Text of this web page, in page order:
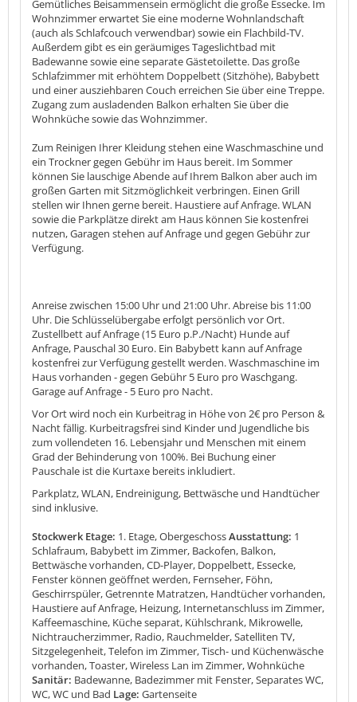
Gemütliches Beisammensein ermöglicht die große Essecke. Im
Wohnzimmer erwartet Sie eine moderne Wohnlandschaft
(auch als Schlafcouch verwendbar) sowie ein Flachbild-TV.
Außerdem gibt es ein geräumiges Tageslichtbad mit
Badewanne sowie eine separate Gästetoilette. Das große
Schlafzimmer mit erhöhtem Doppelbett (Sitzhöhe), Babybett
und einer ausziehbaren Couch erreichen Sie über eine Treppe.
Zugang zum ausladenden Balkon erhalten Sie über die
Wohnküche sowie das Wohnzimmer.
Zum Reinigen Ihrer Kleidung stehen eine Waschmaschine und
ein Trockner gegen Gebühr im Haus bereit. Im Sommer
können Sie lauschige Abende auf Ihrem Balkon aber auch im
großen Garten mit Sitzmöglichkeit verbringen. Einen Grill
stellen wir Ihnen gerne bereit. Haustiere auf Anfrage. WLAN
sowie die Parkplätze direkt am Haus können Sie kostenfrei
nutzen, Garagen stehen auf Anfrage und gegen Gebühr zur
Verfügung.
Anreise zwischen 15:00 Uhr und 21:00 Uhr. Abreise bis 11:00
Uhr. Die Schlüsselübergabe erfolgt persönlich vor Ort.
Zustellbett auf Anfrage (15 Euro p.P./Nacht) Hunde auf
Anfrage, Pauschal 30 Euro. Ein Babybett kann auf Anfrage
kostenfrei zur Verfügung gestellt werden. Waschmaschine im
Haus vorhanden - gegen Gebühr 5 Euro pro Waschgang.
Garage auf Anfrage - 5 Euro pro Nacht.
Vor Ort wird noch ein Kurbeitrag in Höhe von 2€ pro Person &
Nacht fällig. Kurbeitragsfrei sind Kinder und Jugendliche bis
zum vollendeten 16. Lebensjahr und Menschen mit einem
Grad der Behinderung von 100%. Bei Buchung einer
Pauschale ist die Kurtaxe bereits inkludiert.
Parkplatz, WLAN, Endreinigung, Bettwäsche und Handtücher
sind inklusive.
Stockwerk Etage: 1. Etage, ObergeschossAusstattung: 1
Schlafraum, Babybett im Zimmer, Backofen, Balkon,
Bettwäsche vorhanden, CD-Player, Doppelbett, Essecke,
Fenster können geöffnet werden, Fernseher, Föhn,
Geschirrspüler, Getrennte Matratzen, Handtücher vorhanden,
Haustiere auf Anfrage, Heizung, Internetanschluss im Zimmer,
Kaffeemaschine, Küche separat, Kühlschrank, Mikrowelle,
Nichtraucherzimmer, Radio, Rauchmelder, Satelliten TV,
Sitzgelegenheit, Telefon im Zimmer, Tisch- und Küchenwäsche
vorhanden, Toaster, Wireless Lan im Zimmer, Wohnküche
Sanitär: Badewanne, Badezimmer mit Fenster, Separates WC,
WC, WC und Bad Lage: Gartenseite